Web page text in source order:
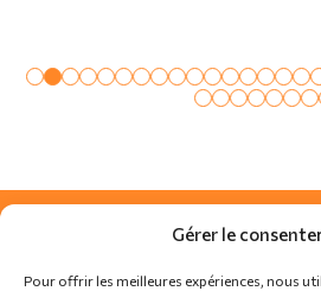
Gérer le
Pour offrir les meilleures expériences, nous